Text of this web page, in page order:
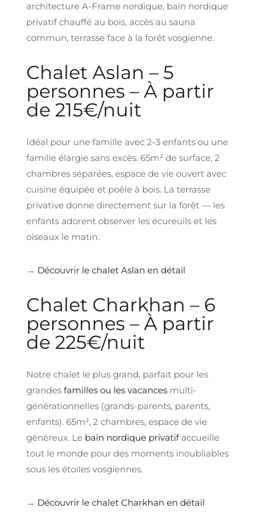
architecture A-Frame nordique, bain nordique
privatif chauffé au bois, accès au sauna
commun, terrasse face à la forêt vosgienne.
Chalet Aslan – 5
personnes – À partir
de 215€/nuit
Idéal pour une famille avec 2-3 enfants ou une
famille élargie sans excès. 65m² de surface, 2
chambres séparées, espace de vie ouvert avec
cuisine équipée et poêle à bois. La terrasse
privative donne directement sur la forêt — les
enfants adorent observer les écureuils et les
oiseaux le matin.
→ Découvrir le chalet Aslan en détail
Chalet Charkhan – 6
personnes – À partir
de 225€/nuit
Notre chalet le plus grand, parfait pour les
grandes familles ou les vacances multi-
générationnelles (grands-parents, parents,
enfants). 65m², 2 chambres, espace de vie
généreux. Le bain nordique privatifaccueille
tout le monde pour des moments inoubliables
sous les étoiles vosgiennes.
→ Découvrir le chalet Charkhan en détail